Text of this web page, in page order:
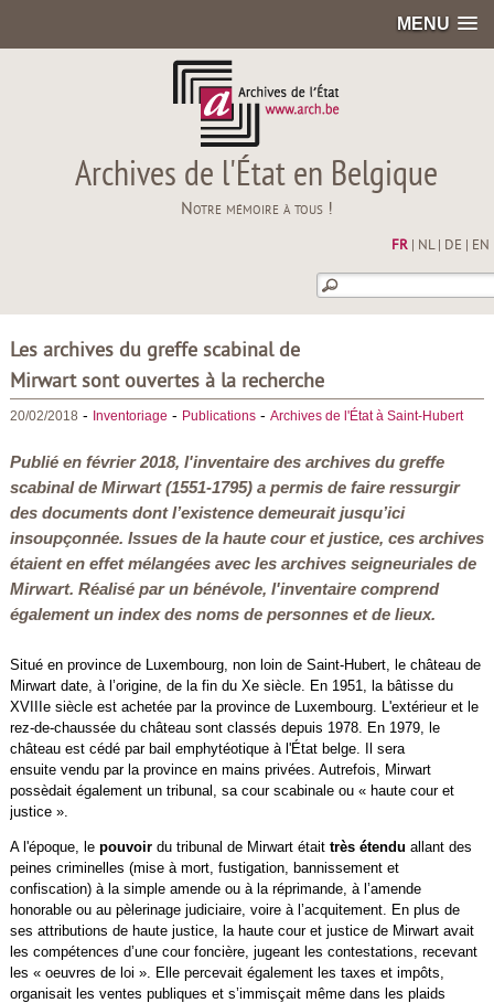
MENU
Archives de l'État en Belgique
Notre mémoire à tous !
FR| NL| DE EN
Les archives du greffe scabinal de
Mirwart sont ouvertes à la recherche
20/02/2018 - Inventoriage - Publications- Archives de l'État à Saint-Hubert
Publié en février 2018, l'inventaire des archives du greffe
scabinal de Mirwart (1551-1795) a permis de faire ressurgir
des documents dont l’existence demeurait jusqu’ici
insoupçonnée. Issues de la haute cour et justice, ces archives
étaient en effet mélangées avec les archives seigneuriales de
Mirwart. Réalisé par un bénévole, l'inventaire comprend
également un index des noms de personnes et de lieux.
Situé en province de Luxembourg, non loin de Saint-Hubert, le château de
Mirwart date, à l’origine, de la fin du Xe siècle. En 1951, la bâtisse du
XVIIIe siècle est achetée par la province de Luxembourg. L'extérieur et le
rez-de-chaussée du château sont classés depuis 1978. En 1979, le
château est cédé par bail emphytéotique à l'État belge. Il sera
ensuite vendu par la province en mains privées. Autrefois, Mirwart
possèdait également un tribunal, sa cour scabinale ou « haute cour et
justice ».
A l'époque, le pouvoir du tribunal de Mirwart était très étendu allant des
peines criminelles (mise à mort, fustigation, bannissement et
confiscation) à la simple amende ou à la réprimande, à l’amende
honorable ou au pèlerinage judiciaire, voire à l’acquitement. En plus de
ses attributions de haute justice, la haute cour et justice de Mirwart avait
les compétences d’une cour foncière, jugeant les contestations, recevant
les « oeuvres de loi ». Elle percevait également les taxes et impôts,
organisait les ventes publiques et s’immisçait même dans les plaids